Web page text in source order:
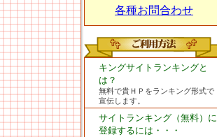
各種お問合わせ
キングサイトランキングと
は？
無料で貴ＨＰをランキング形式で
宣伝します。
サイトランキング（無料）に
登録するには・・・